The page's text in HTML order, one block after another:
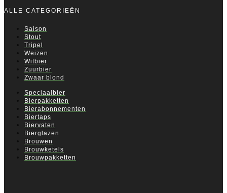
ALLE CATEGORIEËN
Saison
Stout
Tripel
Weizen
Witbier
Zuurbier
Zwaar blond
Speciaalbier
Bierpakketten
Bierabonnementen
Biertaps
Biervaten
Bierglazen
Brouwen
Brouwketels
Brouwpakketten